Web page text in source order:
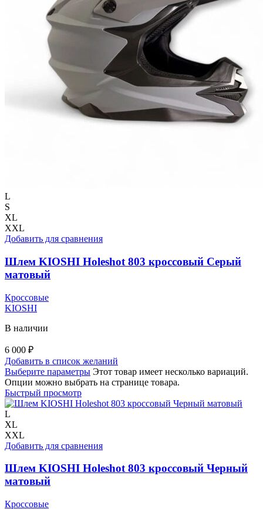
L
S
XL
XXL
Добавить для сравнения
Шлем KIOSHI Holeshot 803 кроссовый Серый
матовый
Кроссовые
KIOSHI
В наличии
6 000 ₽
Добавить в список желаний
Выберите параметры Этот товар имеет несколько вариаций.
Опции можно выбрать на странице товара.
Быстрый просмотр
L
XL
XXL
Добавить для сравнения
Шлем KIOSHI Holeshot 803 кроссовый Черный
матовый
Кроссовые